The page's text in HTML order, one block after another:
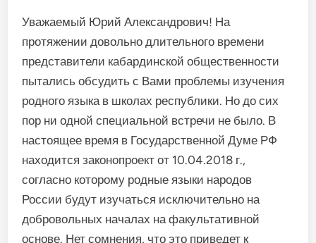
Уважаемый Юрий Александрович! На
протяжении довольно длительного времени
представители кабардинской общественности
пытались обсудить с Вами проблемы изучения
родного языка в школах республики. Но до сих
пор ни одной специальной встречи не было. В
настоящее время в Государственной Думе РФ
находится законопроект от 10.04.2018 г.,
согласно которому родные языки народов
России будут изучаться исключительно на
добровольных началах на факультативной
основе. Нет сомнения, что это приведет к